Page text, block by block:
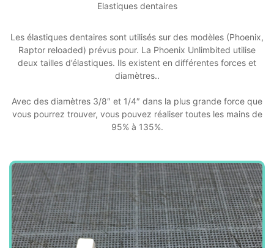
Elastiques dentaires
Les élastiques dentaires sont utilisés sur des modèles (Phoenix,
Raptor reloaded) prévus pour. La Phoenix Unlimbited utilise
deux tailles d’élastiques. Ils existent en différentes forces et
diamètres..
Avec des diamètres 3/8″ et 1/4″ dans la plus grande force que
vous pourrez trouver, vous pouvez réaliser toutes les mains de
95% à 135%.